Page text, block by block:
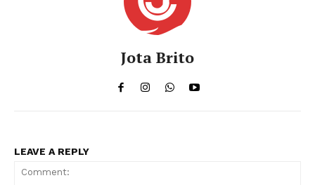
Jota Brito
LEAVE A REPLY